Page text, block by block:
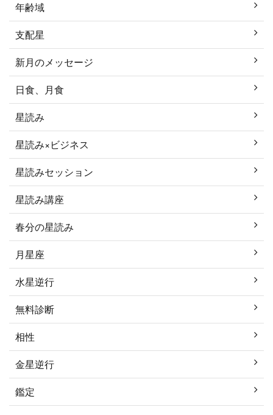
年齢域
支配星
新月のメッセージ
日食、月食
星読み
星読み×ビジネス
星読みセッション
星読み講座
春分の星読み
月星座
水星逆行
無料診断
相性
金星逆行
鑑定